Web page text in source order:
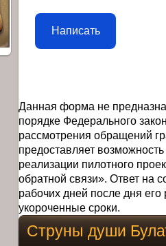
Написать
Данная форма не
порядке Федерального
рассмотрения обращений
предоставляет
реализации пилотного
обратной связи». Ответ на
рабочих дней после дня
укороченные сроки.
Струны души